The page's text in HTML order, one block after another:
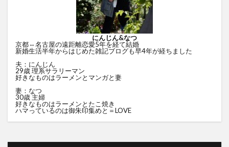
にんじん&なつ
京都⇔名古屋の遠距離恋愛5年を経て結婚
新婚生活半年からはじめた雑記ブログも早4年が経ちました
夫：にんじん
29歳 理系サラリーマン
好きなものはラーメンとマンガと妻
妻：なつ
30歳 主婦
好きなものはラーメンとたこ焼き
ハマっているのは御朱印集めと＝LOVE